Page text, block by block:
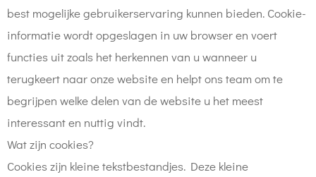
best mogelijke gebruikerservaring kunnen bieden. Cookie-
informatie wordt opgeslagen in uw browser en voert
functies uit zoals het herkennen van u wanneer u
terugkeert naar onze website en helpt ons team om te
begrijpen welke delen van de website u het meest
interessant en nuttig vindt.
Wat zijn cookies?
Cookies zijn kleine tekstbestandjes. Deze kleine